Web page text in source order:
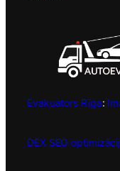
Evakuators Rīga:
DEX SEO